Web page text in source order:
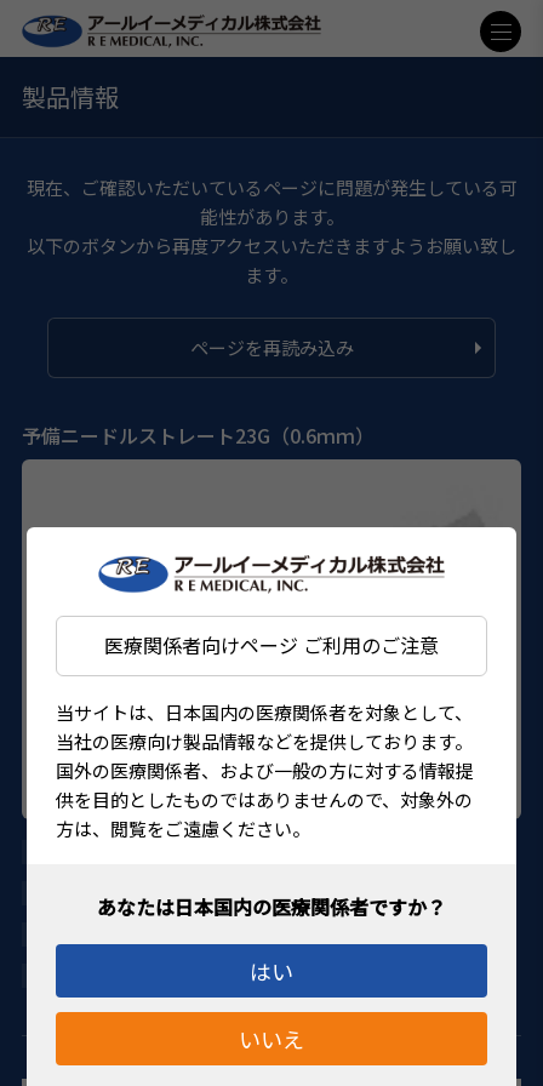
医療関係者向けページ ご利用のご注意
当サイトは、日本国内の医療関係者を対象として、
当社の医療向け製品情報などを提供しております。
国外の医療関係者、および一般の方に対する情報提
供を目的としたものではありませんので、対象外の
方は、閲覧をご遠慮ください。
はい
いいえ
製品情報
現在、ご確認いただいているページに問題が発生している可
能性があります。
以下のボタンから再度アクセスいただきますようお願い致し
ます。
ページを再読み込み
予備ニードルストレート23G（0.6ｍｍ）
DORC
4580151300298